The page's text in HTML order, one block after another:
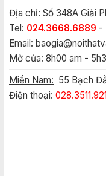
Địa chỉ: Số 348A Giải
Tel: 024.3668.6889 -
Email:
Mở cửa: 8h00 am -
Miền Nam: 55 Bạch
Điện thoại: